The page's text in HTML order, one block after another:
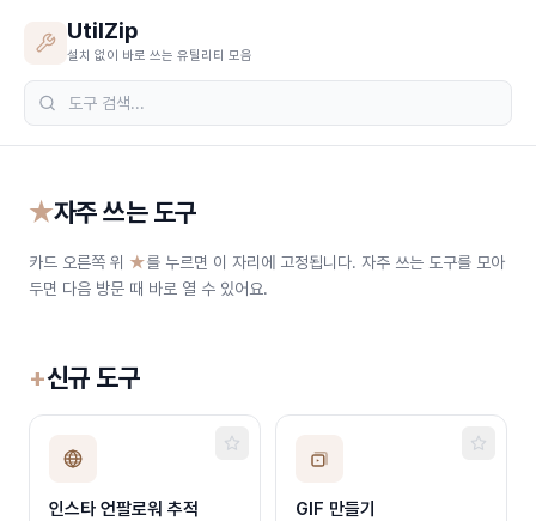
UtilZip
설치 없이 바로 쓰는 유틸리티 모음
★자주 쓰는 도구
카드 오른쪽 위 ★를 누르면 이 자리에 고정됩니다. 자주 쓰는 도구를 모아
두면 다음 방문 때 바로 열 수 있어요.
+신규 도구
인스타 언팔로워 추적 GIF 만들기